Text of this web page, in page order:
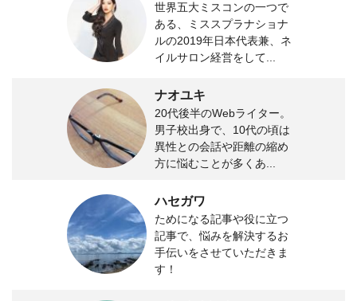
世界五大ミスコンの一つで
ある、ミススプラナショナ
ルの2019年日本代表兼、ネ
イルサロン経営をして...
ナオユキ
20代後半のWebライター。
男子校出身で、10代の頃は
異性との会話や距離の縮め
方に悩むことが多くあ...
ハセガワ
ためになる記事や役に立つ
記事で、悩みを解決するお
手伝いをさせていただきま
す！